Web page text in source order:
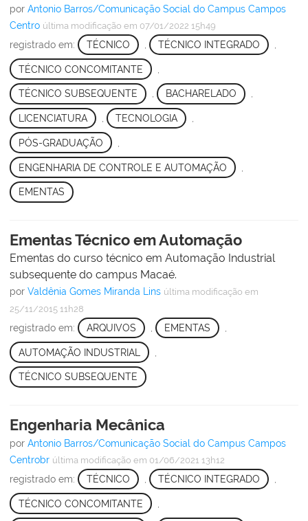
por Antonio Barros/Comunicação Social do Campus Campos
Centro última modificação em 07/01/2022 15h49
registrado em: TÉCNICO TÉCNICO INTEGRADO
TÉCNICO CONCOMITANTE
TÉCNICO SUBSEQUENTE , BACHARELADO ,
LICENCIATURA TECNOLOGIA
PÓS-GRADUAÇÃO
ENGENHARIA DE CONTROLE E AUTOMAÇÃO
EMENTAS
Ementas Técnico em Automação
Ementas do curso técnico em Automação Industrial
subsequente do campus Macaé.
por Valdênia Gomes Miranda Lins última modificação em
25/11/2015 11h28
registrado em: ARQUIVOS EMENTAS
AUTOMAÇÃO INDUSTRIAL
TÉCNICO SUBSEQUENTE
Engenharia Mecânica
por Antonio Barros/Comunicação Social do Campus Campos
Centrobr última modificação em 01/06/2021 13h12
registrado em: TÉCNICO TÉCNICO INTEGRADO
TÉCNICO CONCOMITANTE